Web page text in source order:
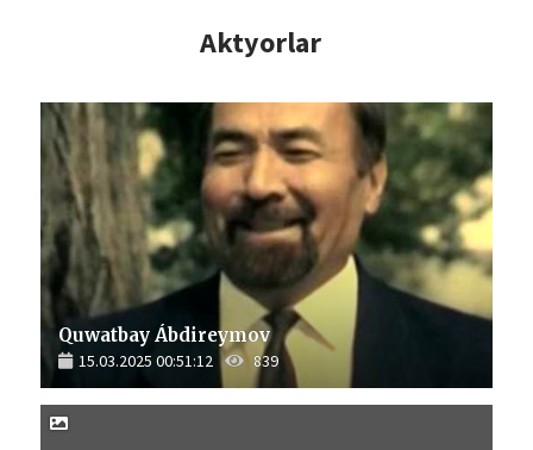
Aktyorlar
Quwatbay Ábdireymov
15.03.2025 00:51:12 839